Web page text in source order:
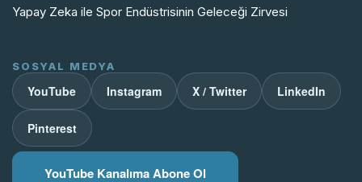
Yapay Zeka ile Spor Endüstrisinin Geleceği Zirvesi
SOSYAL MEDYA
YouTube Instagram X / Twitter LinkedIn
Pinterest
YouTube Kanalıma Abone Ol